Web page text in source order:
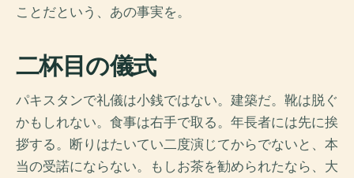
ことだという、あの事実を。
二杯目の儀式
パキスタンで礼儀は小銭ではない。建築だ。靴は脱ぐ
かもしれない。食事は右手で取る。年長者には先に挨
拶する。断りはたいてい二度演じてからでないと、本
当の受諾にならない。もしお茶を勧められたなら、大